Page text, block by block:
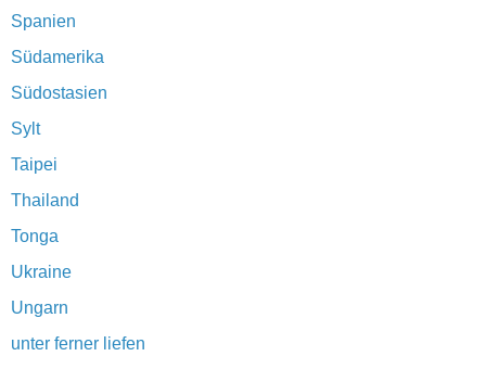
Spanien
Südamerika
Südostasien
Sylt
Taipei
Thailand
Tonga
Ukraine
Ungarn
unter ferner liefen